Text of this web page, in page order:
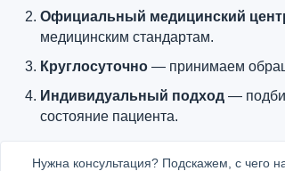
Официальный медицинский
медицинским стандартам.
Круглосуточно— принимаем
Индивидуальный подход—
состояние пациента.
Нужна консультация? Подскажем, с чего